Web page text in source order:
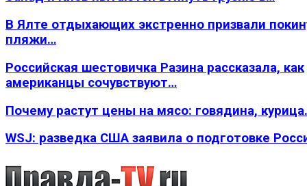
В Ялте отдыхающих экстренно призвали
пляжи…
Российская шестовичка Разина рассказала, как
американцы сочувствуют…
Почему растут цены на мясо: говядина,
WSJ: разведка США заявила о подготовке